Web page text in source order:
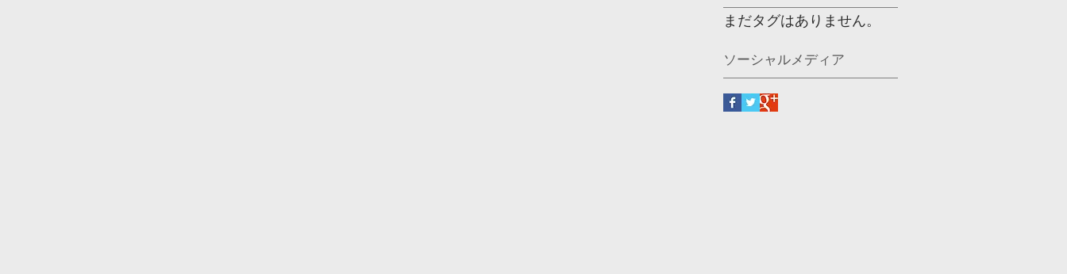
まだタグはありません。
ソーシャルメディア